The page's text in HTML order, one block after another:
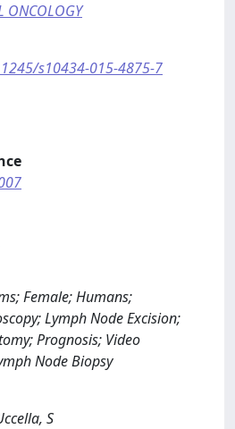
ONCOLOGY
s10434-015-4875-7
Female; Humans;
Lymph Node Excision;
Prognosis; Video
Node Biopsy
S